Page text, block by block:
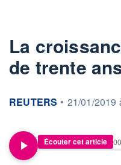
La
de trente
information fournie par
REUTERS • 21/01/2019
Écouter cet article